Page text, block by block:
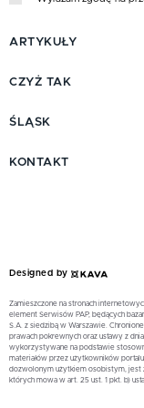
ARTYKUŁY
CZYŻ TAK
ŚLĄSK
KONTAKT
Designed by
Zamieszczone na stronach
element Serwisów PAP, będących
S.A. z siedzibą w Warszawie.
prawach pokrewnych oraz ustawy z
wykorzystywane na podstawie
materiałów przez użytkowników
dozwolonym użytkiem osobistym, jest
których mowa w art. 25 ust. 1 pkt. b)